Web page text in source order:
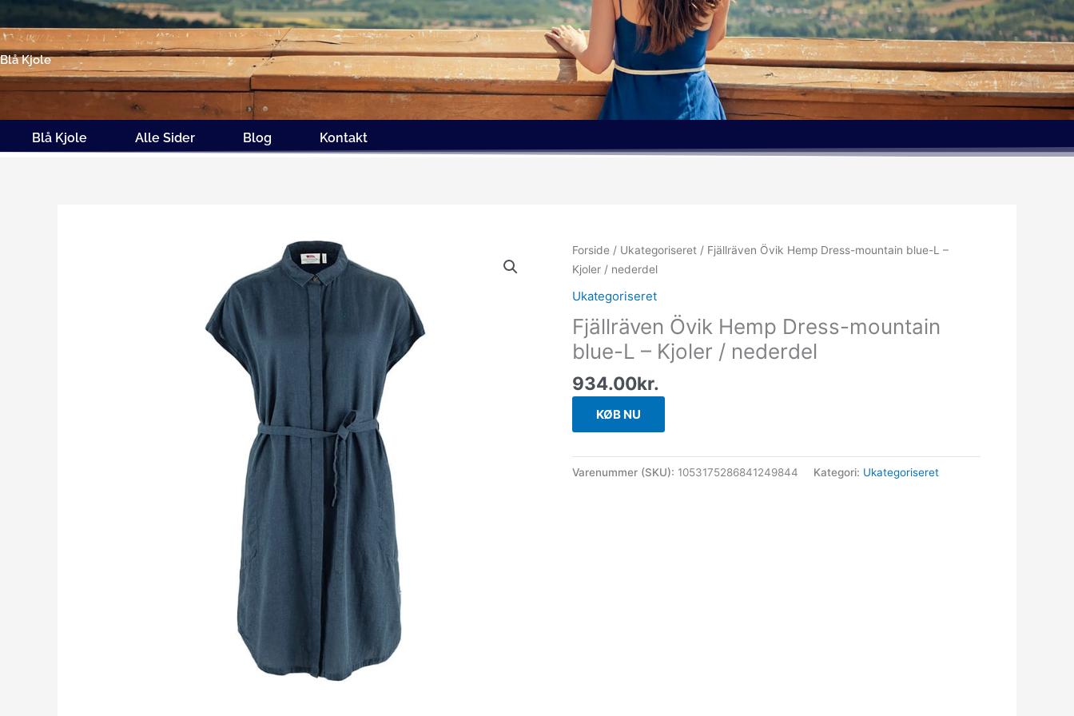
til
indholdet
Blå Kjole
Blå Kjole Alle Sider Blog Kontakt
Forside / Ukategoriseret / Fjällräven Övik Hemp Dress-mountain blue-L –
Kjoler / nederdel
Ukategoriseret
Fjällräven Övik Hemp Dress-mountain
blue-L – Kjoler / nederdel
934.00kr.
KØB NU
Varenummer (SKU): 1053175286841249844 Kategori: Ukategoriseret